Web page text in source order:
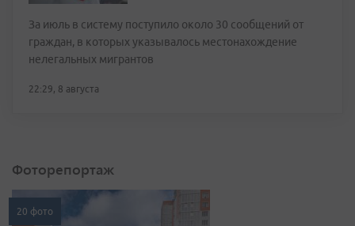
За июль в систему поступило около 30 сообщений от
граждан, в которых указывалось местонахождение
нелегальных мигрантов
22:29, 8 августа
Фоторепортаж
20 фото